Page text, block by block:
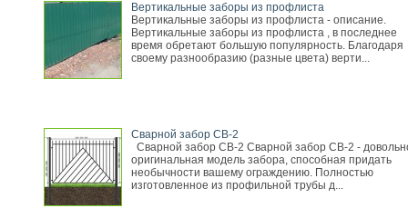
Вертикальные заборы из профлиста
Вертикальные заборы из профлиста - описание.
Вертикальные заборы из профлиста , в последнее
время обретают большую популярность. Благодаря
своему разнообразию (разные цвета) верти...
Сварной забор СВ-2
Сварной забор СВ-2 Сварной забор СВ-2 -
оригинальная модель забора, способная придать
необычности вашему ограждению. Полностью
изготовленное из профильной трубы д...